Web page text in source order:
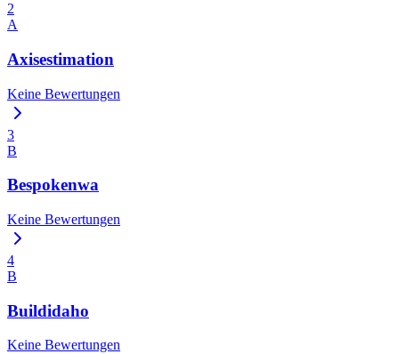
2
A
Axisestimation
Keine Bewertungen
3
B
Bespokenwa
Keine Bewertungen
4
B
Buildidaho
Keine Bewertungen